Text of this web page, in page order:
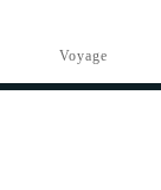
Voyage